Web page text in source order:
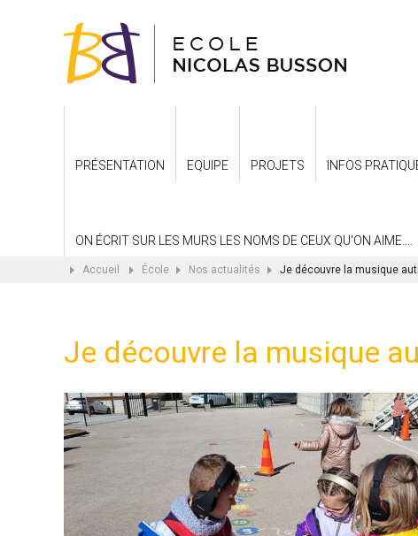
PRÉSENTATION EQUIPE PROJETS INFOS
ON ÉCRIT SUR LES MURS LES NOMS DE CEUX QU'ON AIME....
Accueil École Nos actualités Je découvre la musique
Je découvre la musique